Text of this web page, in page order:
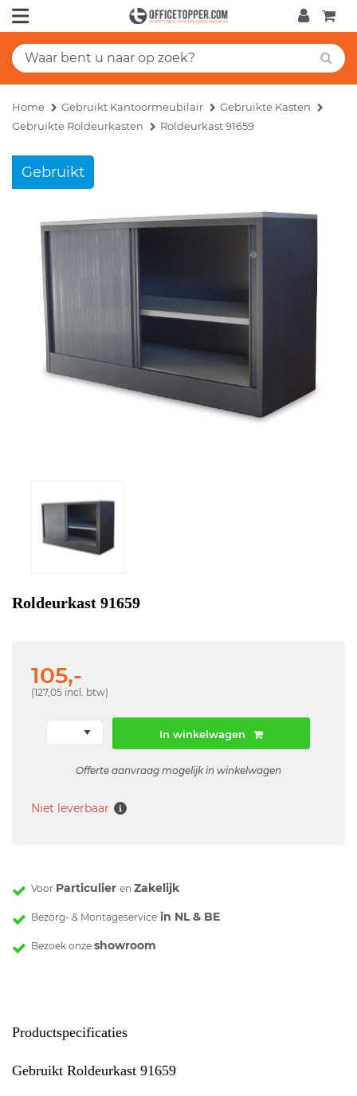
Home Gebruikt Kantoormeubilair
Gebruikte Kasten
Gebruikte Roldeurkasten
Roldeurkast 91659
Gebruikt
Roldeurkast 91659
105,-
(127,05 incl. btw)
In winkelwagen
Offerte aanvraag mogelijk in winkelwagen
Niet leverbaar
Voor Particulier en Zakelijk
Bezorg- & Montageservice in NL & BE
Bezoek onze showroom
Productspecificaties
Gebruikt Roldeurkast 91659